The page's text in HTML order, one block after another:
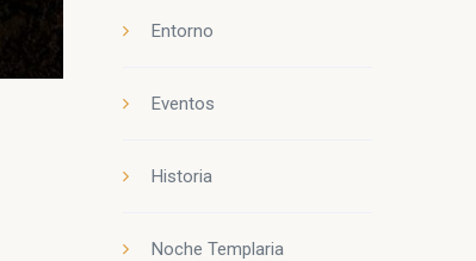
Entorno
Eventos
Historia
Noche Templaria